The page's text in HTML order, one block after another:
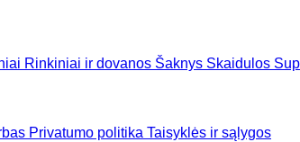
Rinkiniai ir dovanos Šaknys Skaidulos
Privatumo politika Taisyklės ir sąlygos